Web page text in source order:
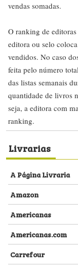
vendas somadas.
O ranking de
editora ou selo
vendidos. No caso
feita pelo número
das listas semanais
quantidade de livros
seja, a editora com
ranking.
Livrarias
A Página Livraria
Amazon
Americanas
Americanas.com
Carrefour